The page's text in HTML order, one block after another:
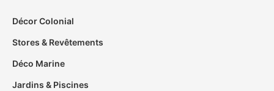
Décor Colonial
Stores & Revêtements
Déco Marine
Jardins & Piscines